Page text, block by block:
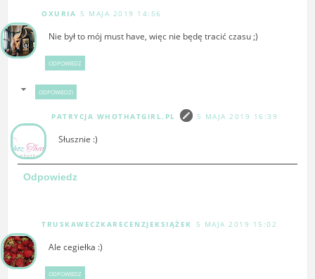
OXURIA 5 MAJA 2019 14:56
Nie był to mój must have, więc nie będę tracić czasu ;)
ODPOWIEDZ
ODPOWIEDZI
PATRYCJA WHOTHATGIRL.PL 5 MAJA 2019 16:39
Słusznie :)
Odpowiedz
TRUSKAWECZKARECENZJEKSIĄŻEK 5 MAJA 2019 15:02
Ale cegiełka :)
ODPOWIEDZ